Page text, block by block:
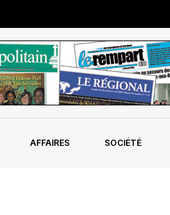
AFFAIRES SOCIÉTÉ